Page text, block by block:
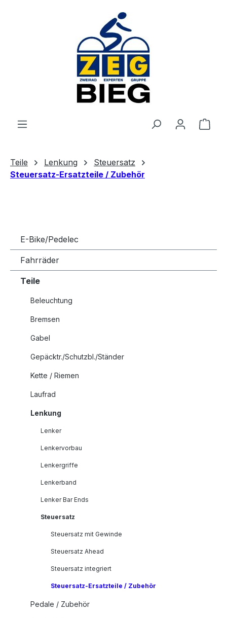
Teile Lenkung
Steuersatz
Steuersatz-Ersatzteile / Zubehör
E-Bike/Pedelec
Fahrräder
Teile
Beleuchtung
Bremsen
Gabel
Gepäcktr./Schutzbl./Ständer
Kette / Riemen
Laufrad
Lenkung
Lenker
Lenkervorbau
Lenkergriffe
Lenkerband
Lenker Bar Ends
Steuersatz
Steuersatz mit Gewinde
Steuersatz Ahead
Steuersatz integriert
Steuersatz-Ersatzteile / Zubehör
Pedale / Zubehör